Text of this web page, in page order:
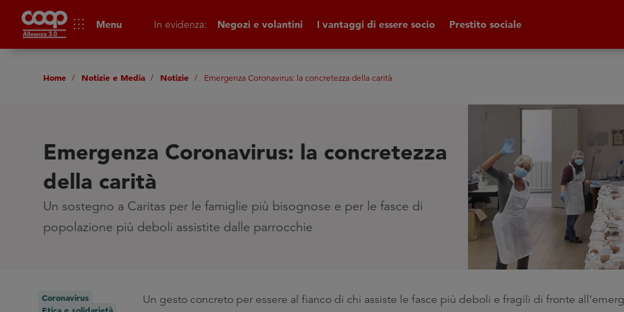
apps Menu In evidenza: Negozi e volantini I vantaggi di essere socio Prestito sociale
Home Notizie e Media Notizie Emergenza Coronavirus: la concretezza della carità
Emergenza Coronavirus: la concretezza
della carità
Un sostegno a Caritas per le famiglie più bisognose e per le fasce di
popolazione più deboli assistite dalle parrocchie
Coronavirus
Un gesto concreto per essere al fianco di chi assiste le fasce più deboli e fragili di fronte